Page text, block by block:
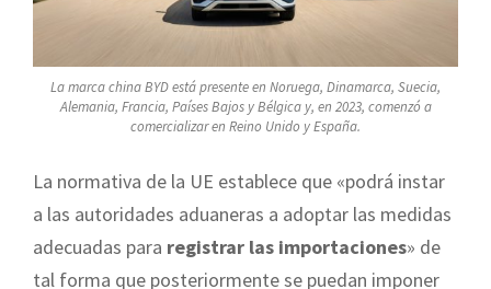
La marca china BYD está presente en Noruega, Dinamarca, Suecia,
Alemania, Francia, Países Bajos y Bélgica y, en 2023, comenzó a
comercializar en Reino Unido y España.
La normativa de la UE establece que «podrá instar
a las autoridades aduaneras a adoptar las medidas
adecuadas para registrar las importaciones» de
tal forma que posteriormente se puedan imponer